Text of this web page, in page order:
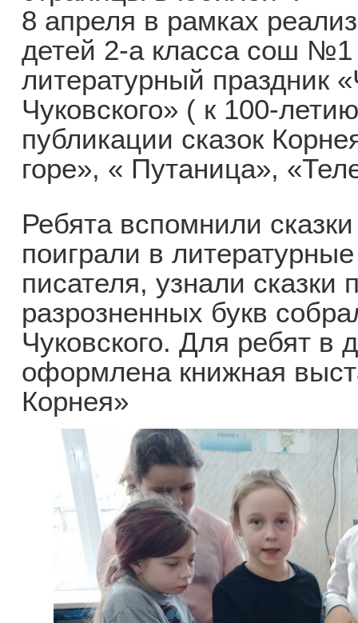
8 апреля в рамках
детей 2-а класса сош
литературный праздник
Чуковского» ( к 100-
публикации сказок
горе», « Путаница»,
Ребята вспомнили
поиграли в
писателя, узнали сказки
разрозненных букв
Чуковского. Для ребят в
оформлена книжная
Корнея»